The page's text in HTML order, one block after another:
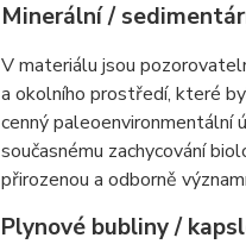
Minerální /
V materiálu jsou
a okolního prostředí, které
cenný paleoenvironmentální
současnému zachycování
přirozenou a odborně
Plynové bubliny /